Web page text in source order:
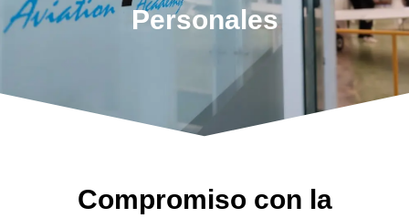
Personales
Compromiso con la